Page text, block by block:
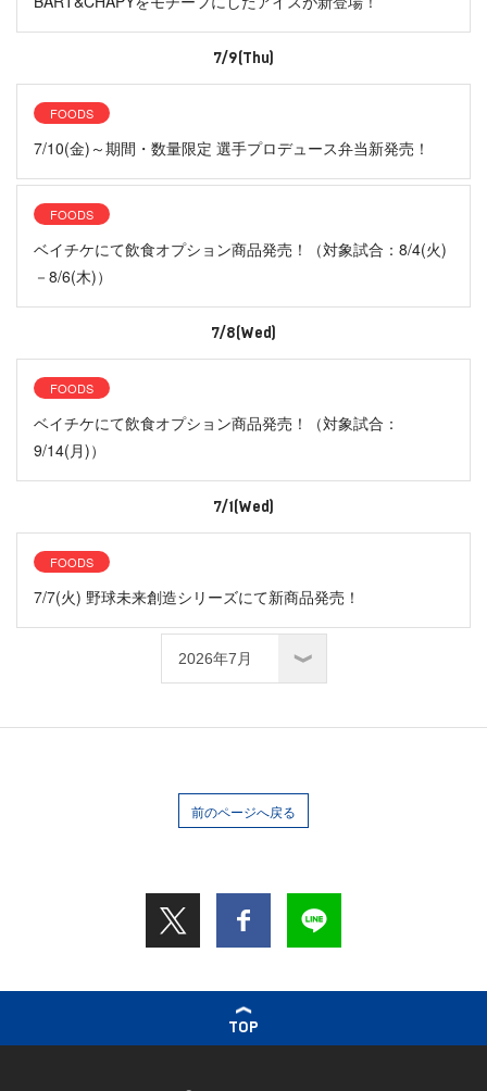
7/9(Thu)
FOODS
7/10(金)～期間・数量限定 選手プロデュース弁当新発売！
FOODS
ベイチケにて飲食オプション商品発売！（対象試合：8/4(火)
－8/6(木)）
7/8(Wed)
FOODS
ベイチケにて飲食オプション商品発売！（対象試合：
9/14(月)）
7/1(Wed)
FOODS
7/7(火) 野球未来創造シリーズにて新商品発売！
前のページへ戻る
TOP